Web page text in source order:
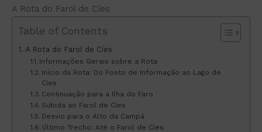
A Rota do Farol de Cíes
Table of Contents
A Rota do Farol de Cíes
Informações Gerais sobre a Rota
Início da Rota: Do Posto de Informação ao Lago de
Cíes
Continuação para a Ilha do Faro
Subida ao Farol de Cíes
Desvio para o Alto da Campá
Último Trecho: Até o Farol de Cíes